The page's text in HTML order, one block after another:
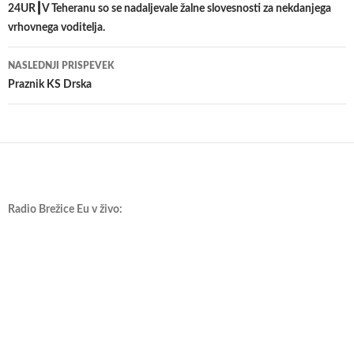
po
prispevkih
24UR┃V Teheranu so se nadaljevale žalne slovesnosti za nekdanjega
vrhovnega voditelja.
NASLEDNJI PRISPEVEK
Praznik KS Drska
Radio Brežice Eu v živo: